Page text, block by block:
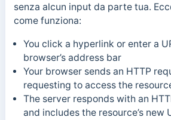
senza alcun input da parte tua.
come funziona:
You click a hyperlink or enter a
browser’s address bar
Your browser sends an HTTP
requesting to access the
The server responds with an
and includes the resource’s new